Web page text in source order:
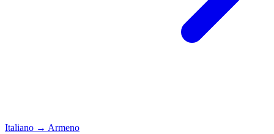
Italiano → Armeno